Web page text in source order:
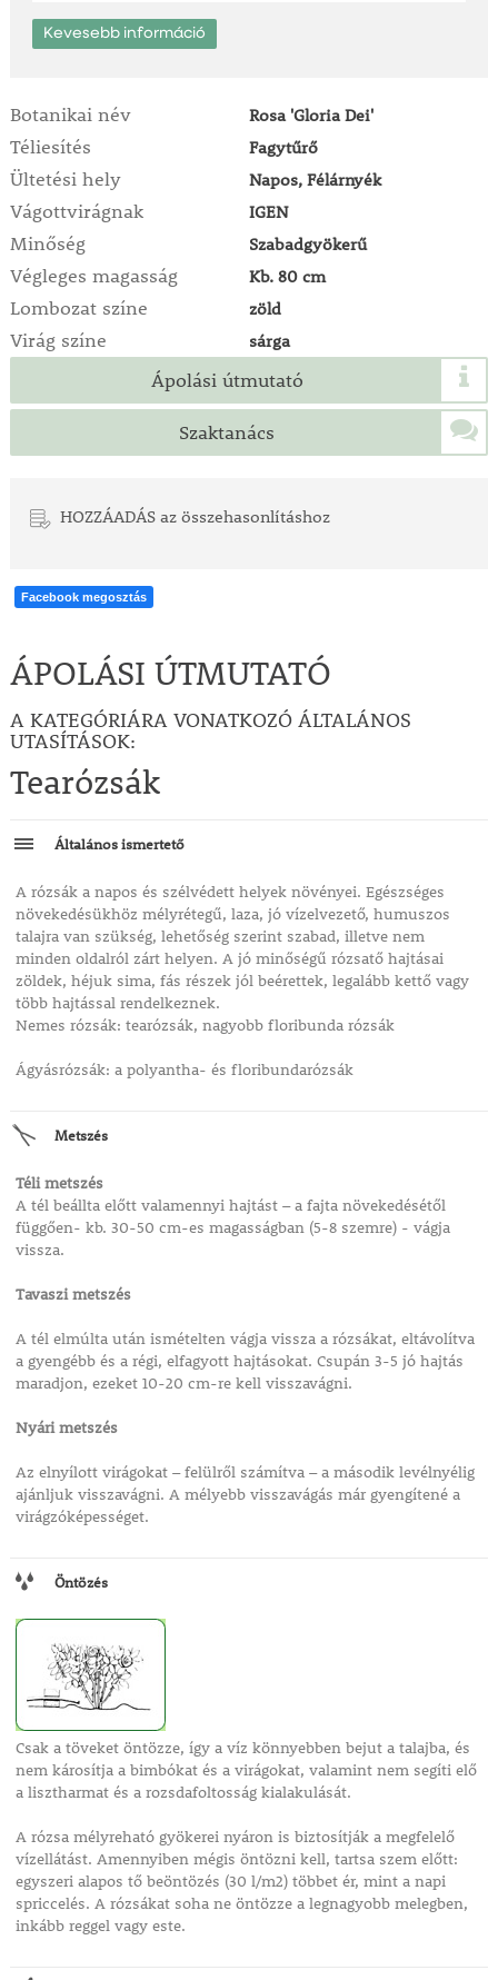
Kevesebb információ
Botanikai név Rosa 'Gloria Dei'
Téliesítés Fagytűrő
Ültetési hely Napos, Félárnyék
Vágottvirágnak IGEN
Minőség Szabadgyökerű
Végleges magasság Kb. 80 cm
Lombozat színe zöld
Virág színe sárga
Ápolási útmutató
Szaktanács
HOZZÁADÁS az összehasonlításhoz
Facebook megosztás
ÁPOLÁSI ÚTMUTATÓ
A KATEGÓRIÁRA VONATKOZÓ ÁLTALÁNOS
UTASÍTÁSOK:
Tearózsák
Általános ismertető
A rózsák a napos és szélvédett helyek növényei. Egészséges
növekedésükhöz mélyrétegű, laza, jó vízelvezető, humuszos
talajra van szükség, lehetőség szerint szabad, illetve nem
minden oldalról zárt helyen. A jó minőségű rózsatő hajtásai
zöldek, héjuk sima, fás részek jól beérettek, legalább kettő vagy
több hajtással rendelkeznek.
Nemes rózsák: tearózsák, nagyobb floribunda rózsák
Ágyásrózsák: a polyantha- és floribundarózsák
Metszés
Téli metszés
A tél beállta előtt valamennyi hajtást – a fajta növekedésétől
függően- kb. 30-50 cm-es magasságban (5-8 szemre) - vágja
vissza.
Tavaszi metszés
A tél elmúlta után ismételten vágja vissza a rózsákat, eltávolítva
a gyengébb és a régi, elfagyott hajtásokat. Csupán 3-5 jó hajtás
maradjon, ezeket 10-20 cm-re kell visszavágni.
Nyári metszés
Az elnyílott virágokat – felülről számítva – a második levélnyélig
ajánljuk visszavágni. A mélyebb visszavágás már gyengítené a
virágzóképességet.
Öntözés
Csak a töveket öntözze, így a víz könnyebben bejut a talajba, és
nem károsítja a bimbókat és a virágokat, valamint nem segíti elő
a lisztharmat és a rozsdafoltosság kialakulását.
A rózsa mélyreható gyökerei nyáron is biztosítják a megfelelő
vízellátást. Amennyiben mégis öntözni kell, tartsa szem előtt:
egyszeri alapos tő beöntözés (30 l/m2) többet ér, mint a napi
spriccelés. A rózsákat soha ne öntözze a legnagyobb melegben,
inkább reggel vagy este.